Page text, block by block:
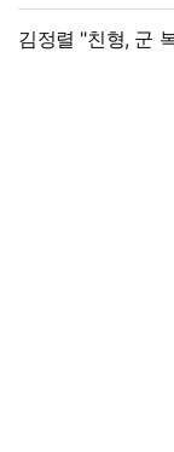
출국금지 조치도"
김정렬 "친형, 군